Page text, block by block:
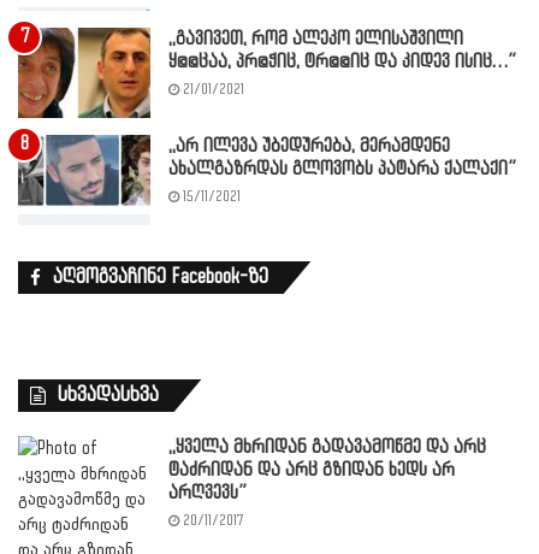
,,გავივეთ, რომ ალეკო ელისაშვილი
ყ@@ცაა, პრ@ჭიც, ტრ@@იც და კიდევ ისიც…”
21/01/2021
,,არ ილევა უბედურება, მერამდენე
ახალგაზრდას გლოვობს პატარა ქალაქი”
15/11/2021
აღმოგვაჩინე Facebook-ზე
სხვადასხვა
,,ყველა მხრიდან გადავამოწმე და არც
ტაძრიდან და არც გზიდან ხედს არ
არღვევს”
20/11/2017